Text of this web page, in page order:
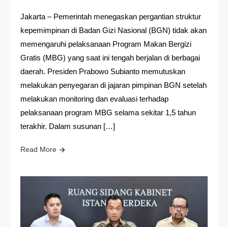
Jakarta – Pemerintah menegaskan pergantian struktur
kepemimpinan di Badan Gizi Nasional (BGN) tidak akan
memengaruhi pelaksanaan Program Makan Bergizi
Gratis (MBG) yang saat ini tengah berjalan di berbagai
daerah. Presiden Prabowo Subianto memutuskan
melakukan penyegaran di jajaran pimpinan BGN setelah
melakukan monitoring dan evaluasi terhadap
pelaksanaan program MBG selama sekitar 1,5 tahun
terakhir. Dalam susunan […]
Read More